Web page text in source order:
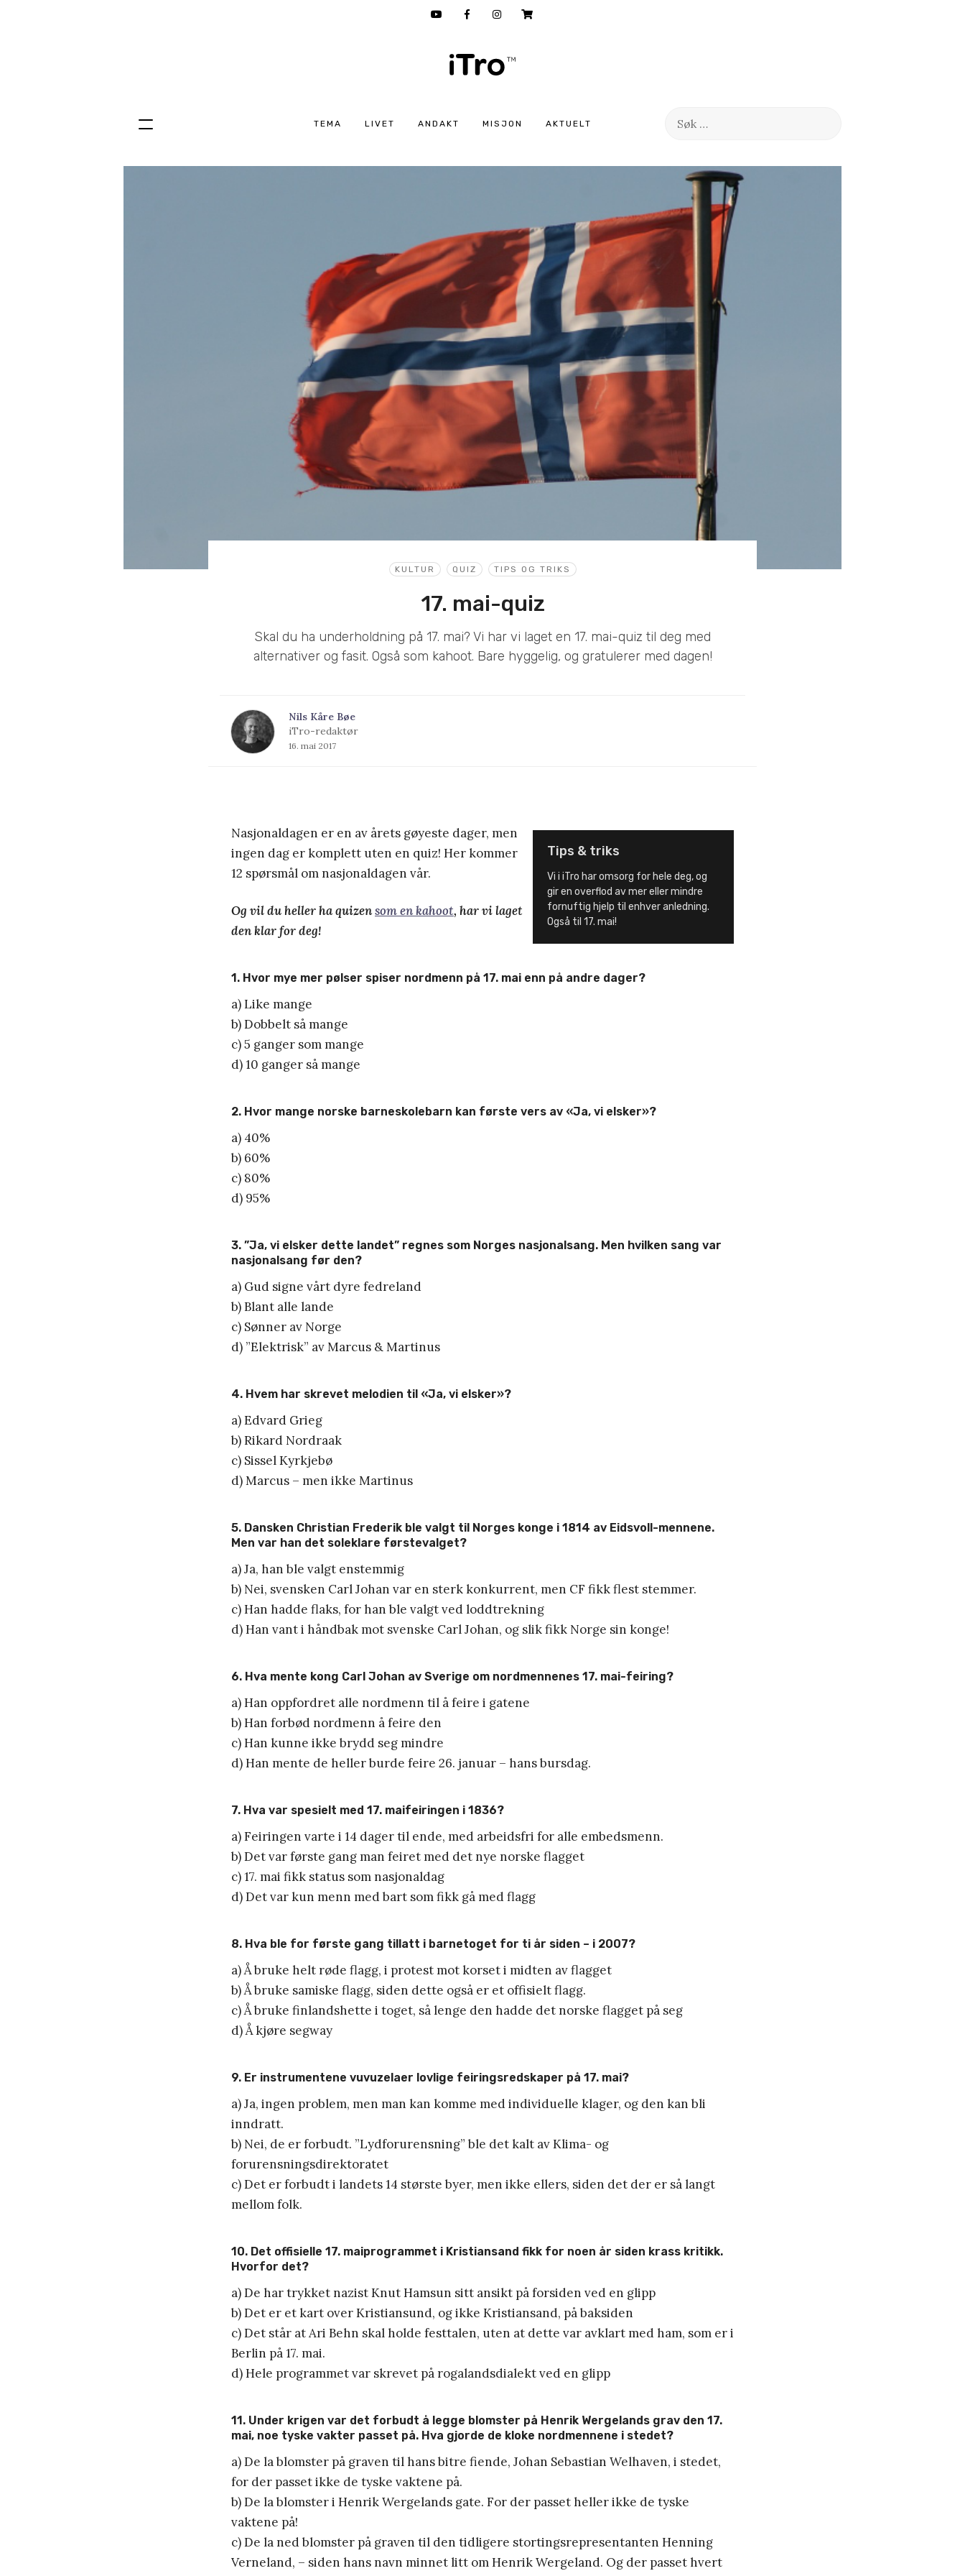
TEMA LIVET ANDAKT MISJON AKTUELT
Søk
Hopp
KULTUR QUIZ TIPS OG TRIKS
17. mai-quiz
Skal du ha underholdning på 17. mai? Vi har vi laget en 17. mai-quiz til deg med
alternativer og fasit. Også som kahoot. Bare hyggelig, og gratulerer med dagen!
Nils Kåre Bøe
iTro-redaktør
16. mai 2017
Tips & triks
Vi i iTro har omsorg for hele deg, og
gir en overflod av mer eller mindre
fornuftig hjelp til enhver anledning.
Også til 17. mai!
Nasjonaldagen er en av årets gøyeste dager, men
ingen dag er komplett uten en quiz! Her kommer
12 spørsmål om nasjonaldagen vår.
Og vil du heller ha quizensom en kahoot, har vi laget
den klar for deg!
1. Hvor mye mer pølser spiser nordmenn på 17. mai enn på andre dager?
a) Like mange
b) Dobbelt så mange
c) 5 ganger som mange
d) 10 ganger så mange
2. Hvor mange norske barneskolebarn kan første vers av «Ja, vi elsker»?
a) 40%
b) 60%
c) 80%
d) 95%
3. ”Ja, vi elsker dette landet” regnes som Norges nasjonalsang. Men hvilken sang var
nasjonalsang før den?
a) Gud signe vårt dyre fedreland
b) Blant alle lande
c) Sønner av Norge
d) ”Elektrisk” av Marcus & Martinus
4. Hvem har skrevet melodien til «Ja, vi elsker»?
a) Edvard Grieg
b) Rikard Nordraak
c) Sissel Kyrkjebø
d) Marcus – men ikke Martinus
5. Dansken Christian Frederik ble valgt til Norges konge i 1814 av Eidsvoll-mennene.
Men var han det soleklare førstevalget?
a) Ja, han ble valgt enstemmig
b) Nei, svensken Carl Johan var en sterk konkurrent, men CF fikk flest stemmer.
c) Han hadde flaks, for han ble valgt ved loddtrekning
d) Han vant i håndbak mot svenske Carl Johan, og slik fikk Norge sin konge!
6. Hva mente kong Carl Johan av Sverige om nordmennenes 17. mai-feiring?
a) Han oppfordret alle nordmenn til å feire i gatene
b) Han forbød nordmenn å feire den
c) Han kunne ikke brydd seg mindre
d) Han mente de heller burde feire 26. januar – hans bursdag.
7. Hva var spesielt med 17. maifeiringen i 1836?
a) Feiringen varte i 14 dager til ende, med arbeidsfri for alle embedsmenn.
b) Det var første gang man feiret med det nye norske flagget
c) 17. mai fikk status som nasjonaldag
d) Det var kun menn med bart som fikk gå med flagg
8. Hva ble for første gang tillatt i barnetoget for ti år siden – i 2007?
a) Å bruke helt røde flagg, i protest mot korset i midten av flagget
b) Å bruke samiske flagg, siden dette også er et offisielt flagg.
c) Å bruke finlandshette i toget, så lenge den hadde det norske flagget på seg
d) Å kjøre segway
9. Er instrumentene vuvuzelaer lovlige feiringsredskaper på 17. mai?
a) Ja, ingen problem, men man kan komme med individuelle klager, og den kan bli
inndratt.
b) Nei, de er forbudt. ”Lydforurensning” ble det kalt av Klima- og
forurensningsdirektoratet
c) Det er forbudt i landets 14 største byer, men ikke ellers, siden det der er så langt
mellom folk.
10. Det offisielle 17. maiprogrammet i Kristiansand fikk for noen år siden krass kritikk.
Hvorfor det?
a) De har trykket nazist Knut Hamsun sitt ansikt på forsiden ved en glipp
b) Det er et kart over Kristiansund, og ikke Kristiansand, på baksiden
c) Det står at Ari Behn skal holde festtalen, uten at dette var avklart med ham, som er i
Berlin på 17. mai.
d) Hele programmet var skrevet på rogalandsdialekt ved en glipp
11. Under krigen var det forbudt å legge blomster på Henrik Wergelands grav den 17.
mai, noe tyske vakter passet på. Hva gjorde de kloke nordmennene i stedet?
a) De la blomster på graven til hans bitre fiende, Johan Sebastian Welhaven, i stedet,
for der passet ikke de tyske vaktene på.
b) De la blomster i Henrik Wergelands gate. For der passet heller ikke de tyske
vaktene på!
c) De la ned blomster på graven til den tidligere stortingsrepresentanten Henning
Verneland, – siden hans navn minnet litt om Henrik Wergeland. Og der passet hvert